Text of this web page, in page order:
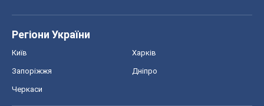
Регіони України
Київ Харків
Запоріжжя Дніпро
Черкаси